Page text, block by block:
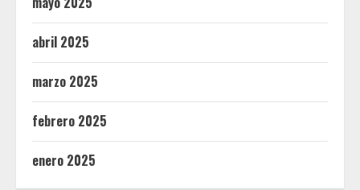
abril 2025
marzo 2025
febrero 2025
enero 2025